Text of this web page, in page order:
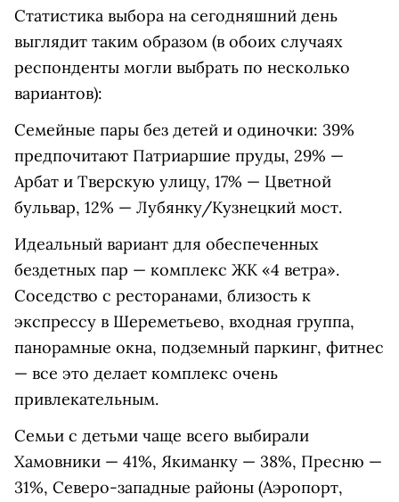
Статистика выбора на сегодняшний день
выглядит таким образом (в обоих случаях
респонденты могли выбрать по несколько
вариантов):
Семейные пары без детей и одиночки: 39%
предпочитают Патриаршие пруды, 29% —
Арбат и Тверскую улицу, 17% — Цветной
бульвар, 12% — Лубянку/Кузнецкий мост.
Идеальный вариант для обеспеченных
бездетных пар — комплекс ЖК «4 ветра».
Соседство с ресторанами, близость к
экспрессу в Шереметьево, входная группа,
панорамные окна, подземный паркинг, фитнес
— все это делает комплекс очень
привлекательным.
Семьи с детьми чаще всего выбирали
Хамовники — 41%, Якиманку — 38%, Пресню —
31%, Северо-западные районы (Аэропорт,